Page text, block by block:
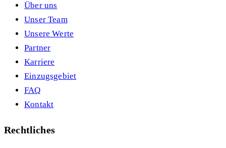
Über uns
Unser Team
Unsere Werte
Partner
Karriere
Einzugsgebiet
FAQ
Kontakt
Rechtliches